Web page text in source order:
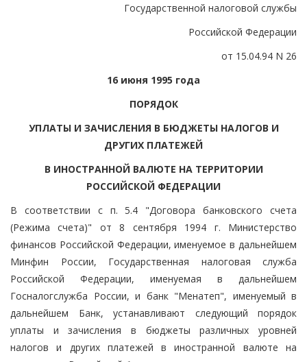
Государственной налоговой службы
Российской Федерации
от 15.04.94 N 26
16 июня 1995 года
ПОРЯДОК
УПЛАТЫ И ЗАЧИСЛЕНИЯ В БЮДЖЕТЫ НАЛОГОВ И
ДРУГИХ ПЛАТЕЖЕЙ
В ИНОСТРАННОЙ ВАЛЮТЕ НА ТЕРРИТОРИИ
РОССИЙСКОЙ ФЕДЕРАЦИИ
В соответствии с п. 5.4 "Договора банковского счета
(Режима счета)" от 8 сентября 1994 г. Министерство
финансов Российской Федерации, именуемое в дальнейшем
Минфин России, Государственная налоговая служба
Российской Федерации, именуемая в дальнейшем
Госналогслужба России, и банк "Менатеп", именуемый в
дальнейшем Банк, устанавливают следующий порядок
уплаты и зачисления в бюджеты различных уровней
налогов и других платежей в иностранной валюте на